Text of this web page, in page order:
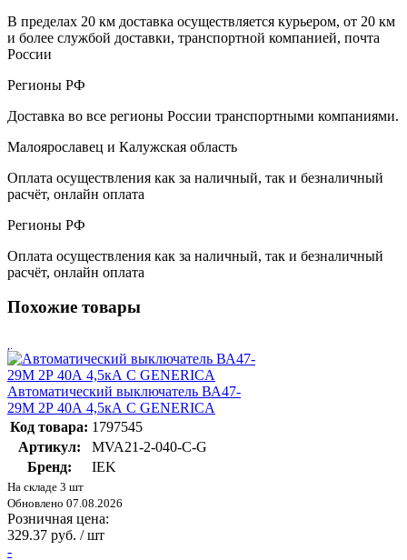
В пределах 20 км доставка осуществляется курьером, от 20 км
и более службой доставки, транспортной компанией, почта
России
Регионы РФ
Доставка во все регионы России транспортными компаниями.
Малоярославец и Калужская область
Оплата осуществления как за наличный, так и безналичный
расчёт, онлайн оплата
Регионы РФ
Оплата осуществления как за наличный, так и безналичный
расчёт, онлайн оплата
Похожие товары
Автоматический выключатель ВА47-
29М 2P 40А 4,5кА C GENERICA
Код товара: 1797545
Артикул:
MVA21-2-040-C-G
Бренд:
IEK
На складе 3 шт
Обновлено 07.08.2026
Розничная цена:
329.37 руб. / шт
-